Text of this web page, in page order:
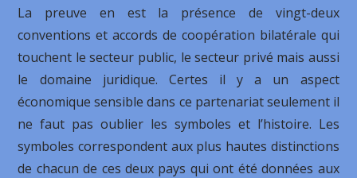
La preuve en est la présence de vingt-deux
conventions et accords de coopération bilatérale qui
touchent le secteur public, le secteur privé mais aussi
le domaine juridique. Certes il y a un aspect
économique sensible dans ce partenariat seulement il
ne faut pas oublier les symboles et l’histoire. Les
symboles correspondent aux plus hautes distinctions
de chacun de ces deux pays qui ont été données aux